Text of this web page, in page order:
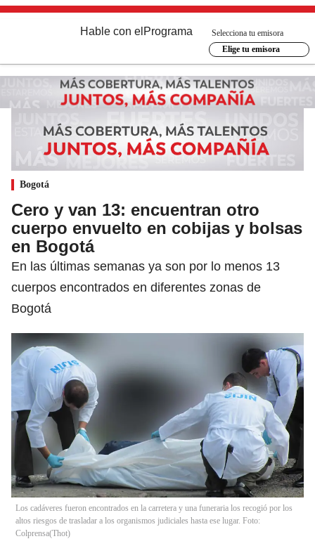
Hable con el Programa
Selecciona tu emisora
Elige tu emisora
Bogotá
Cero y van 13: encuentran otro
cuerpo envuelto en cobijas y bolsas
en Bogotá
En las últimas semanas ya son por lo menos 13
cuerpos encontrados en diferentes zonas de
Bogotá
Los cadáveres fueron encontrados en la carretera y una funeraria los recogió por los
altos riesgos de trasladar a los organismos judiciales hasta ese lugar. Foto:
Colprensa(Thot)